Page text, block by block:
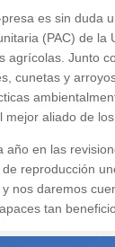
es sin duda
(PAC) de
Junto
cunetas y
aliado de
en las
reproducción
nos daremos
tan